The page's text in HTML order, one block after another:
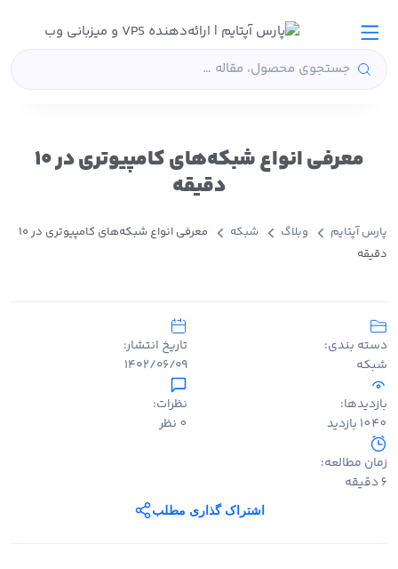
معرفی انواع شبکه‌های کامپیوتری در ۱۰
دقیقه
پارس آپتایم وبلاگ شبکه
معرفی انواع شبکه‌های کامپیوتری در ۱۰
دقیقه
دسته بندی:
شبکه
تاریخ انتشار:
۱۴۰۲/۰۶/۰۹
بازدیدها:
1040 بازدید
نظرات:
0 نظر
زمان مطالعه:
6 دقیقه
اشتراک گذاری مطلب